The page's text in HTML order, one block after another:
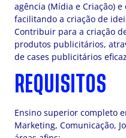
agência (Mídia e Criação)
facilitando a criação de
Contribuir para a criação
produtos publicitários,
de cases publicitários
REQUISITOS
Ensino superior completo
Marketing, Comunicação,